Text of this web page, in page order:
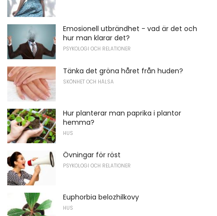
Emosionell utbrändhet - vad är det och
hur man klarar det?
PSYKOLOGI OCH RELATIONER
Tänka det gröna håret från huden?
SKÖNHET OCH HÄLSA
Hur planterar man paprika i plantor
hemma?
HUS
Övningar för röst
PSYKOLOGI OCH RELATIONER
Euphorbia belozhilkovy
HUS